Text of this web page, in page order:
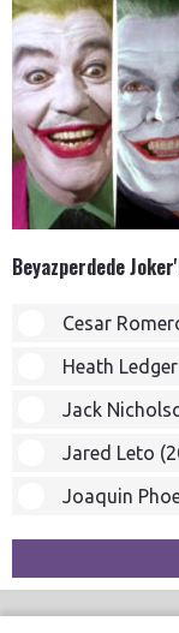
Beyazperdede
Cesar
Heath
Jack
Jared Leto
Joaquin